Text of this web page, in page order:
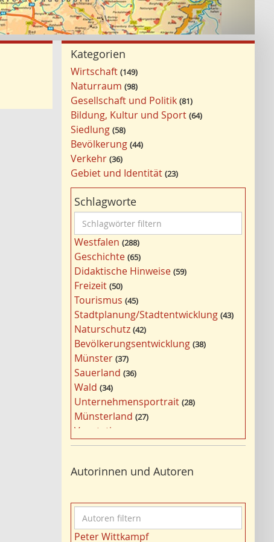
Kategorien
Wirtschaft 149
Naturraum 98
Gesellschaft und Politik 81
Bildung, Kultur und Sport 64
Siedlung 58
Bevölkerung 44
Verkehr 36
Gebiet und Identität 23
Schlagworte
c
h
l
a
g
w
ö
r
t
e
r
f
i
l
t
r
n
Westfalen 288
Geschichte 65
Didaktische Hinweise 59
Freizeit 50
Tourismus 45
Stadtplanung/Stadtentwicklung 43
Naturschutz 42
Bevölkerungsentwicklung 38
Münster 37
Sauerland 36
Wald 34
Unternehmensportrait 28
Münsterland 27
Vegetation
Nordrhein-Westfalen 25
Bergbau 24
Kultur 22
Kulturlandschaft
Wohnen 21
Autorinnen und Autoren
u
Peter Wittkampf